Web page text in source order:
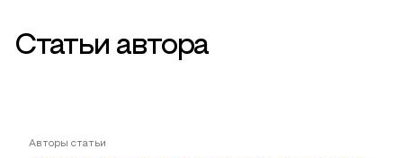
Статьи автора
Авторы статьи